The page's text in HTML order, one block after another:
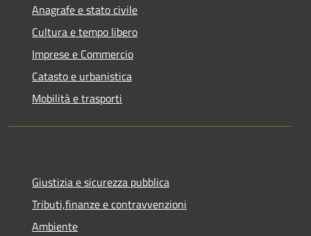
Anagrafe e stato civile
Cultura e tempo libero
Imprese e Commercio
Catasto e urbanistica
Mobilità e trasporti
Giustizia e sicurezza pubblica
Tributi,finanze e contravvenzioni
Ambiente